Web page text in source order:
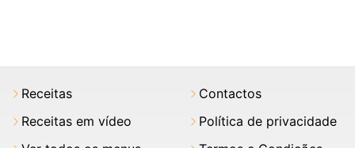
Receitas
Receitas em vídeo
Contactos
Política de privacidade